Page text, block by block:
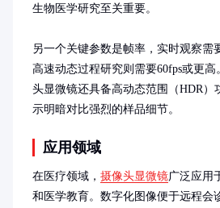
生物医学研究至关重要。
另一个关键参数是帧率，实时观察需
高速动态过程研究则需要60fps或更
头显微镜还具备高动态范围（HDR）
示明暗对比强烈的样品细节。
应用领域
在医疗领域， 摄像头显微镜广泛应用
和医学教育。数字化图像便于远程会